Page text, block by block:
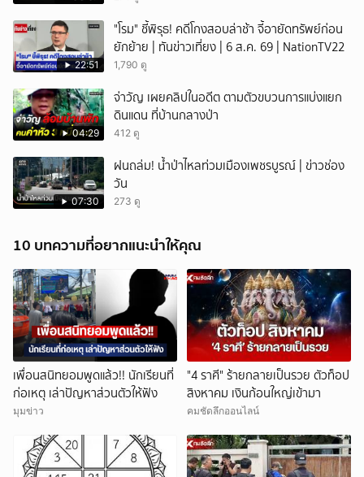
22:51
"โรม" ชี้พิรุธ! คดีโกงสอบล่าช้า จี้อายัดทรัพย์ก่อน
ยักย้าย | ทันข่าวเที่ยง | 6 ส.ค. 69 | NationTV22
1,790 ดู
04:29
จ่าวัญ เผยคลิปในอดีต ตามตัวขบวนการแบ่งแยก
ดินแดน ที่บ้านกลางป่า
412 ดู
07:30
ฝนถล่ม! น้ำป่าไหลท่วมเมืองเพชรบูรณ์ | ข่าวช่อง
วัน
273 ดู
10 บทความที่อยากแนะนำให้คุณ
เพื่อนสนิทยอมพูดแล้ว!! นักเรียนที่
ก่อเหตุ เล่าปัญหาส่วนตัวให้ฟัง
มุมข่าว
"4 ราศี" ร้ายกลายเป็นรวย ตัวท็อป
สิงหาคม เงินก้อนใหญ่เข้ามา
คมชัดลึกออนไลน์